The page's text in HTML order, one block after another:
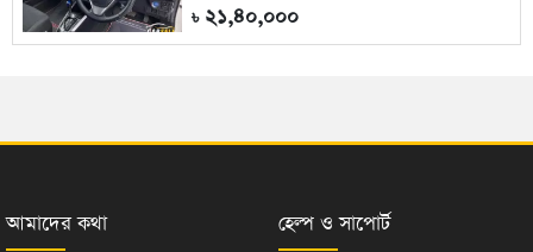
৳২১,৪০,০০০
আমাদের কথা হেল্প ও সাপোর্ট